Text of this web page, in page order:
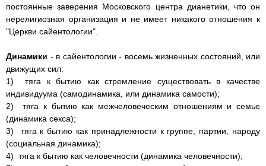
постоянные заверения Московского центра дианетики, что он
нерелигиозная организация и не имеет никакого отношения к
"Церкви сайентологии".
Динамики - в сайентологии - восемь жизненных состояний, или
движущих сил:
1) тяга к бытию как стремление существовать в качестве
индивидуума (самодинамика, или динамика самости);
2) тяга к бытию как межчеловеческим отношениям и семье
(динамика секса);
3) тяга к бытию как принадлежности к группе, партии, народу
(социальная динамика);
4) тяга к бытию как человечности (динамика человечности);